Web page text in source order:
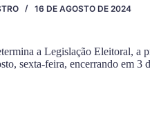
16 DE AGOSTO DE 2024
a Legislação Eleitoral, a
sexta-feira, encerrando em 3